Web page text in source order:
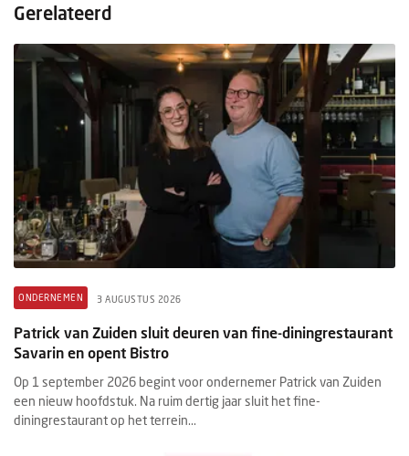
Gerelateerd
ONDERNEMEN 3 AUGUSTUS 2026
Patrick van Zuiden sluit deuren van fine-diningrestaurant
Savarin en opent Bistro
Op 1 september 2026 begint voor ondernemer Patrick van Zuiden
een nieuw hoofdstuk. Na ruim dertig jaar sluit het fine-
diningrestaurant op het terrein...